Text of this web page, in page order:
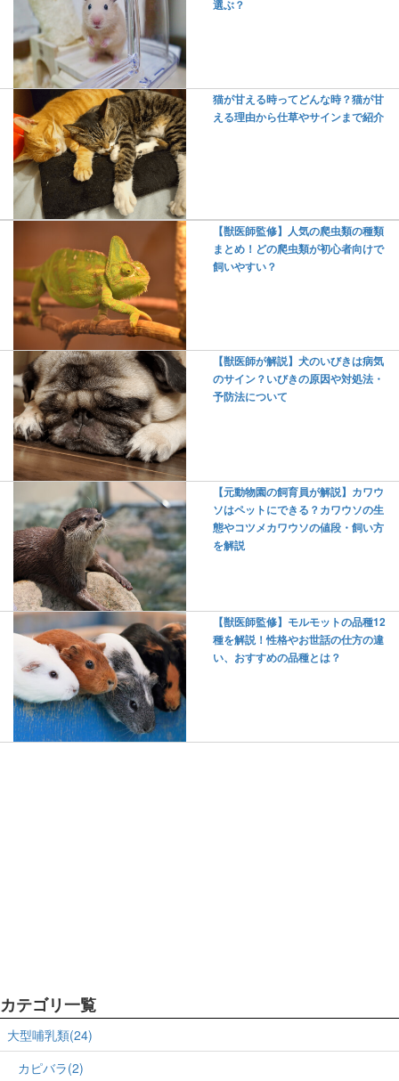
選ぶ？
猫が甘える時ってどんな時？猫が甘
える理由から仕草やサインまで紹介
【獣医師監修】人気の爬虫類の種類
まとめ！どの爬虫類が初心者向けで
飼いやすい？
【獣医師が解説】犬のいびきは病気
のサイン？いびきの原因や対処法・
予防法について
【元動物園の飼育員が解説】カワウ
ソはペットにできる？カワウソの生
態やコツメカワウソの値段・飼い方
を解説
【獣医師監修】モルモットの品種12
種を解説！性格やお世話の仕方の違
い、おすすめの品種とは？
カテゴリ一覧
大型哺乳類(24)
カピバラ(2)